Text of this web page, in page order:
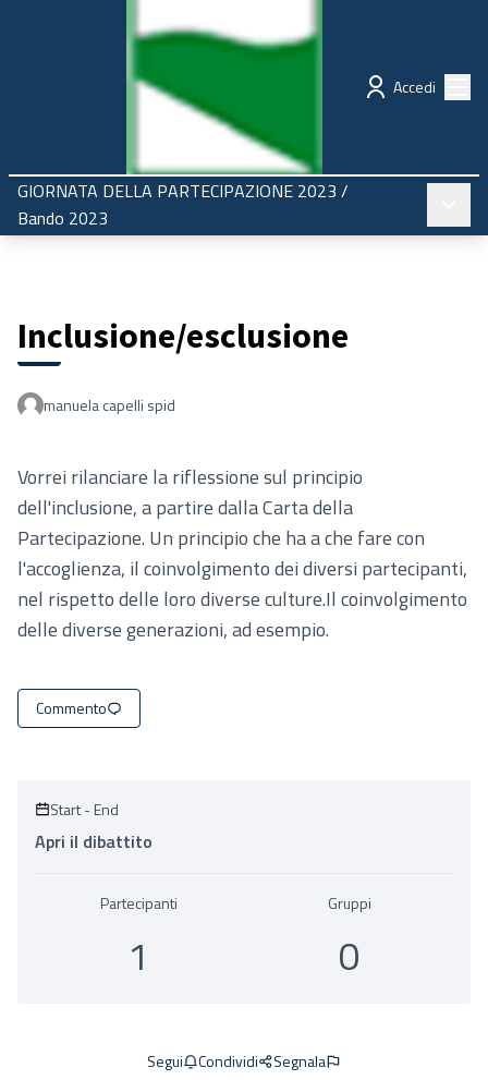
Regione Emilia-Romagna Partecipazione
Accedi
GIORNATA DELLA PARTECIPAZIONE 2023 /
Bando 2023
Inclusione/esclusione
manuela capelli spid
Vorrei rilanciare la riflessione sul principio
dell'inclusione, a partire dalla Carta della
Partecipazione. Un principio che ha a che fare con
l'accoglienza, il coinvolgimento dei diversi partecipanti,
nel rispetto delle loro diverse culture.Il coinvolgimento
delle diverse generazioni, ad esempio.
Commento
Start-End
Apri il dibattito
Partecipanti
1
Gruppi
0
Segui Condividi Segnala